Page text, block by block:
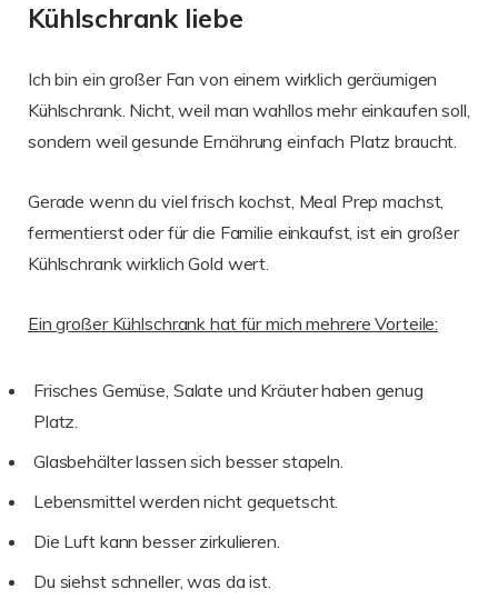
Kühlschrank liebe
Ich bin ein großer Fan von einem wirklich geräumigen
Kühlschrank. Nicht, weil man wahllos mehr einkaufen soll,
sondern weil gesunde Ernährung einfach Platz braucht.
Gerade wenn du viel frisch kochst, Meal Prep machst,
fermentierst oder für die Familie einkaufst, ist ein großer
Kühlschrank wirklich Gold wert.
Ein großer Kühlschrank hat für mich mehrere Vorteile:
Frisches Gemüse, Salate und Kräuter haben genug
Platz.
Glasbehälter lassen sich besser stapeln.
Lebensmittel werden nicht gequetscht.
Die Luft kann besser zirkulieren.
Du siehst schneller, was da ist.